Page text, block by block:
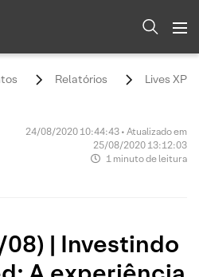
Relatórios Lives XP
24/08/2020 10:44:43 • Atualizado em
25/08/2020 13:12:03
1 minuto de leitura
08) | Investindo